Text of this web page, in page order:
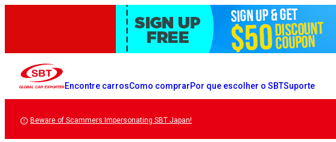
Encontre carrosComo comprarPor que escolher o SBTSuporte
Beware of Scammers Impersonating SBT Japan!